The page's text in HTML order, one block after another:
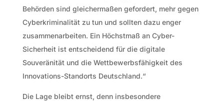
Behörden sind gleichermaßen gefordert, mehr gegen
Cyberkriminalität zu tun und sollten dazu enger
zusammenarbeiten. Ein Höchstmaß an Cyber-
Sicherheit ist entscheidend für die digitale
Souveränität und die Wettbewerbsfähigkeit des
Innovations-Standorts Deutschland.“
Die Lage bleibt ernst, denn insbesondere